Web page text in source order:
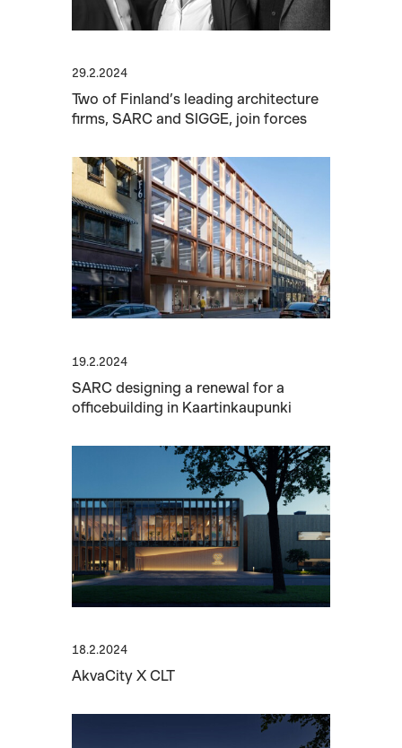
29.2.2024
Two of Finland’s leading architecture
firms, SARC and SIGGE, join forces
19.2.2024
SARC designing a renewal for a
officebuilding in Kaartinkaupunki
18.2.2024
AkvaCity X CLT